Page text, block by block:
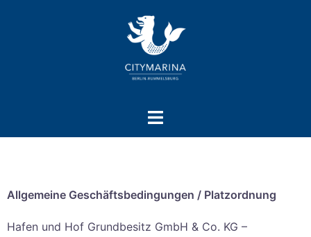
Allgemeine Geschäftsbedingungen / Platzordnung
Hafen und Hof Grundbesitz GmbH & Co. KG –